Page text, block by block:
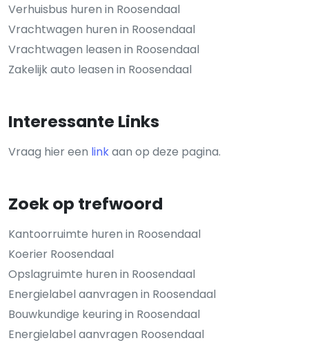
Verhuisbus huren in Roosendaal
Vrachtwagen huren in Roosendaal
Vrachtwagen leasen in Roosendaal
Zakelijk auto leasen in Roosendaal
Interessante Links
Vraag hier een linkaan op deze pagina.
Zoek op trefwoord
Kantoorruimte huren in Roosendaal
Koerier Roosendaal
Opslagruimte huren in Roosendaal
Energielabel aanvragen in Roosendaal
Bouwkundige keuring in Roosendaal
Energielabel aanvragen Roosendaal